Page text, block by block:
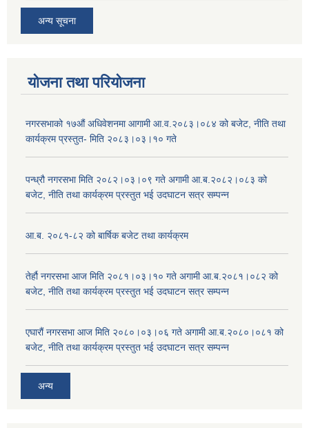
अन्य सूचना
योजना तथा परियोजना
नगरसभाको १७औं अधिवेशनमा आगामी आ.व.२०८३।०८४ को बजेट, नीति तथा
कार्यक्रम प्रस्तुत- मिति २०८३।०३।१० गते
पन्ध्रौ नगरसभा मिति २०८२।०३।०९ गते अगामी आ.ब.२०८२।०८३ को
बजेट, नीति तथा कार्यक्रम प्रस्तुत भई उदघाटन सत्र सम्पन्न
आ.ब. २०८१-८२ को बार्षिक बजेट तथा कार्यक्रम
तेर्हौ नगरसभा आज मिति २०८१।०३।१० गते अगामी आ.ब.२०८१।०८२ को
बजेट, नीति तथा कार्यक्रम प्रस्तुत भई उदघाटन सत्र सम्पन्न
एघारौं नगरसभा आज मिति २०८०।०३।०६ गते अगामी आ.ब.२०८०।०८१ को
बजेट, नीति तथा कार्यक्रम प्रस्तुत भई उदघाटन सत्र सम्पन्न
अन्य